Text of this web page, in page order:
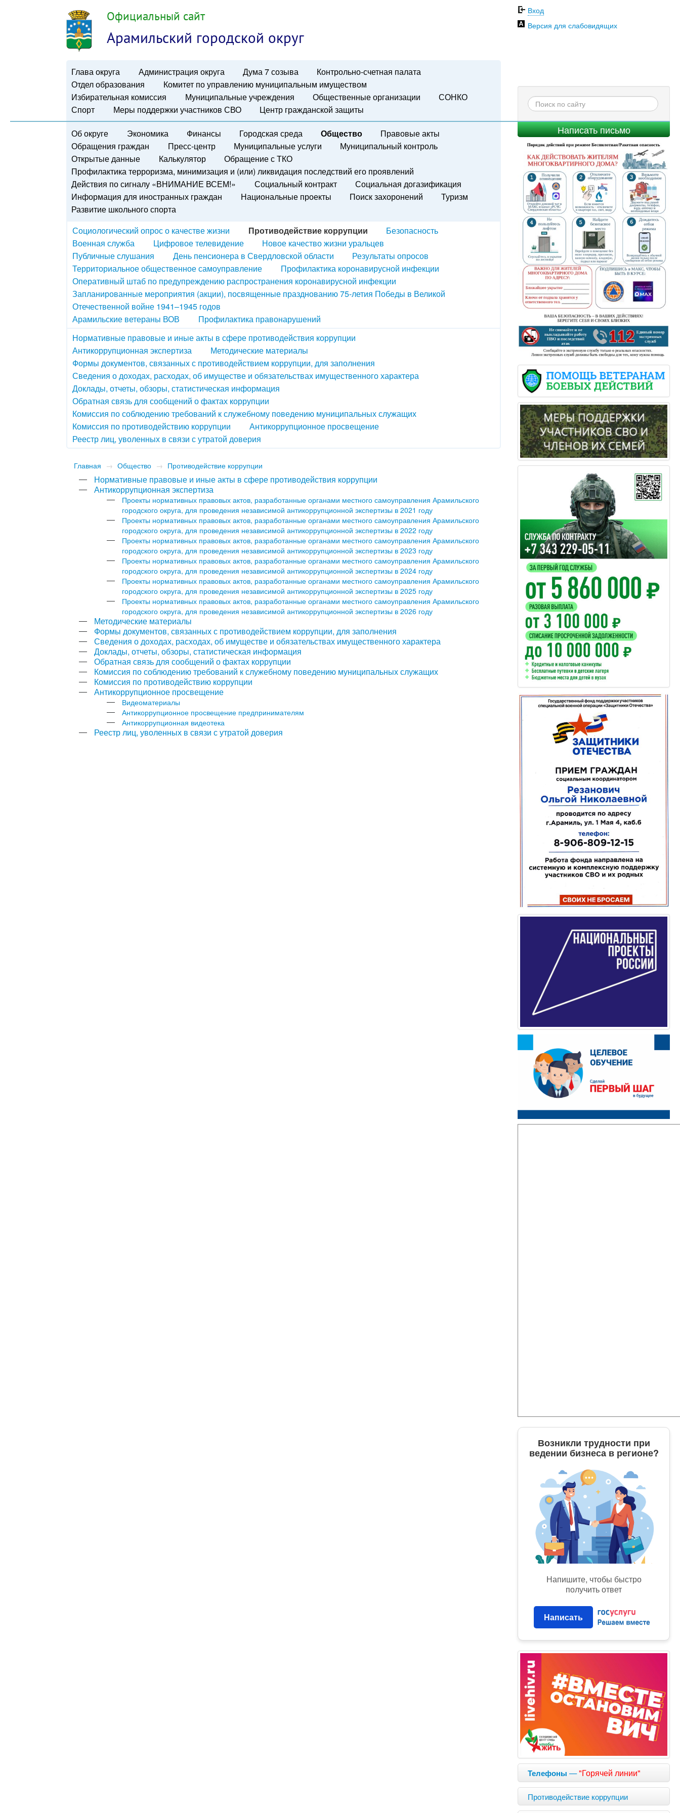
Официальный сайт
Арамильский городской округ
Глава округа Администрация округа Дума 7 созыва
Контрольно-счетная палата
Отдел образования
Комитет по управлению муниципальным имуществом
Избирательная комиссия
Муниципальные учреждения Общественные организации
СОНКО
Спорт
Меры поддержки участников СВО Центр гражданской защиты
Вход
Версия для слабовидящих
Написать письмо
Об округе Экономика Финансы Городская среда Общество
Правовые акты
Обращения граждан
Пресс-центр Муниципальные услуги
Муниципальный контроль
Открытые данные
Калькулятор
Обращение с ТКО
Профилактика терроризма, минимизация и (или) ликвидация последствий его проявлений
Действия по сигналу «ВНИМАНИЕ ВСЕМ!»
Социальный контракт
Социальная догазификация
Информация для иностранных граждан
Национальные проекты Поиск захоронений
Туризм
Развитие школьного спорта
Социологический опрос о качестве жизни
Противодействие коррупции
Безопасность
Военная служба
Цифровое телевидение
Новое качество жизни уральцев
Публичные слушания
День пенсионера в Свердловской области
Результаты опросов
Территориальное общественное самоуправление
Профилактика коронавирусной инфекции
Оперативный штаб по предупреждению распространения коронавирусной инфекции
Запланированные мероприятия (акции), посвященные празднованию 75-летия Победы в Великой
Отечественной войне 1941–1945 годов
Арамильские ветераны ВОВ
Профилактика правонарушений
Нормативные правовые и иные акты в сфере противодействия коррупции
Антикоррупционная экспертиза
Методические материалы
Формы документов, связанных с противодействием коррупции, для заполнения
Сведения о доходах, расходах, об имуществе и обязательствах имущественного характера
Доклады, отчеты, обзоры, статистическая информация
Обратная связь для сообщений о фактах коррупции
Комиссия по соблюдению требований к служебному поведению муниципальных служащих
Комиссия по противодействию коррупции
Антикоррупционное просвещение
Реестр лиц, уволенных в связи с утратой доверия
Главная → Общество → Противодействие коррупции
Нормативные правовые и иные акты в сфере противодействия коррупции
Антикоррупционная экспертиза
Проекты нормативных правовых актов, разработанные органами местного самоуправления Арамильского
городского округа, для проведения независимой антикоррупционной экспертизы в 2021 году
Проекты нормативных правовых актов, разработанные органами местного самоуправления Арамильского
городского округа, для проведения независимой антикоррупционной экспертизы в 2022 году
Проекты нормативных правовых актов, разработанные органами местного самоуправления Арамильского
городского округа, для проведения независимой антикоррупционной экспертизы в 2023 году
Проекты нормативных правовых актов, разработанные органами местного самоуправления Арамильского
городского округа, для проведения независимой антикоррупционной экспертизы в 2024 году
Проекты нормативных правовых актов, разработанные органами местного самоуправления Арамильского
городского округа, для проведения независимой антикоррупционной экспертизы в 2025 году
Проекты нормативных правовых актов, разработанные органами местного самоуправления Арамильского
городского округа, для проведения независимой антикоррупционной экспертизы в 2026 году
Методические материалы
Формы документов, связанных с противодействием коррупции, для заполнения
Сведения о доходах, расходах, об имуществе и обязательствах имущественного характера
Доклады, отчеты, обзоры, статистическая информация
Обратная связь для сообщений о фактах коррупции
Комиссия по соблюдению требований к служебному поведению муниципальных служащих
Комиссия по противодействию коррупции
Антикоррупционное просвещение
Видеоматериалы
Антикоррупционное просвещение предпринимателям
Антикоррупционная видеотека
Реестр лиц, уволенных в связи с утратой доверия
Возникли трудности при
ведении бизнеса в регионе?
Напишите, чтобы быстро
получить ответ
Написать
Телефоны —"Горячей линии"
Противодействие коррупции